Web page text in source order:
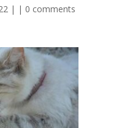
| | 0 comments